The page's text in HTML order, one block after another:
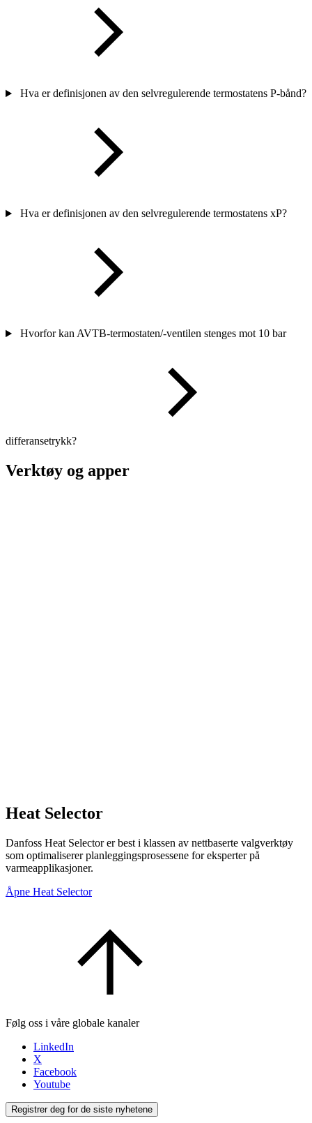
Hva er definisjonen av den selvregulerende termostatens P-bånd?
Hva er definisjonen av den selvregulerende termostatens xP?
Hvorfor kan AVTB-termostaten/-ventilen stenges mot 10 bar
differansetrykk?
Verktøy og apper
Heat Selector
Danfoss Heat Selector er best i klassen av nettbaserte valgverktøy
som optimaliserer planleggingsprosessene for eksperter på
varmeapplikasjoner.
Åpne Heat Selector
Følg oss i våre globale kanaler
LinkedIn
X
Facebook
Youtube
Registrer deg for de siste nyhetene